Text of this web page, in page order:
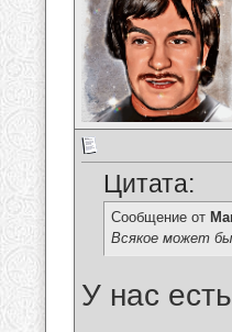
Цитата:
Сообщение от
Всякое может
У нас